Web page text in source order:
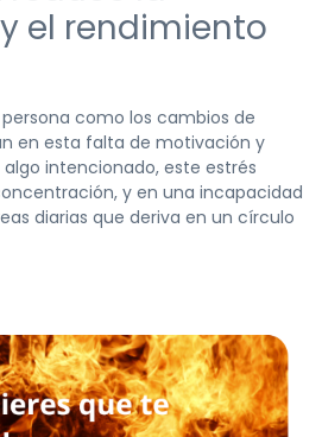
el rendimiento
como los cambios de
en esta falta de motivación y
intencionado, este estrés
y en una incapacidad
diarias que deriva en un círculo